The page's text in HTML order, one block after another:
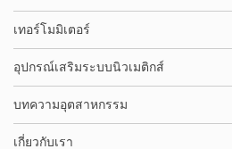
เทอร์โมมิเตอร์
อุปกรณ์เสริมระบบนิวเมติกส์
บทความอุตสาหกรรม
เกี่ยวกับเรา